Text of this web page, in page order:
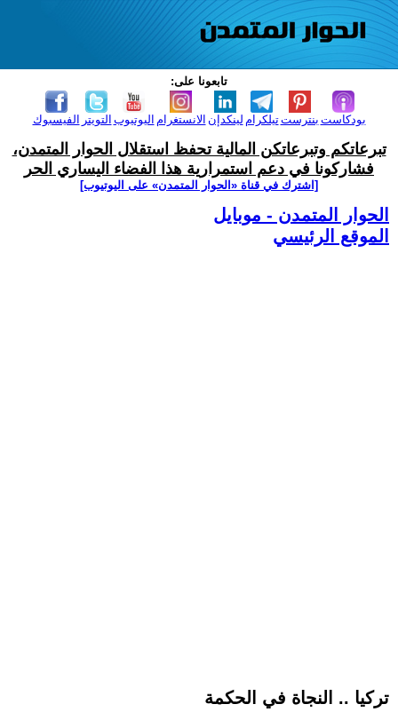
تابعونا على:
الفيسبوك التويتر اليوتيوب الانستغرام لينكدإن تيلكرامبنترست بودكاست
تبرعاتكم وتبرعاتكن المالية تحفظ استقلال الحوار المتمدن،
فشاركونا في دعم استمرارية هذا الفضاء اليساري الحر
[اشترك في قناة ‫«الحوار المتمدن» على اليوتيوب]
الحوار المتمدن - موبايل
الموقع الرئيسي
تركيا .. النجاة في الحكمة